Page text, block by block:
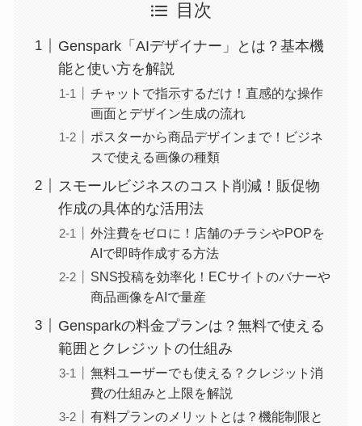
目次
Genspark「AIデザイナー」とは？基本機
能と使い方を解説
チャットで指示するだけ！直感的な操作
画面とデザイン生成の流れ
ポスターから商品デザインまで！ビジネ
スで使える画像の種類
スモールビジネスのコスト削減！販促物
作成の具体的な活用法
外注費をゼロに！店舗のチラシやPOPを
AIで即時作成する方法
SNS投稿を効率化！ECサイトのバナーや
商品画像をAIで量産
Gensparkの料金プランは？無料で使える
範囲とクレジットの仕組み
無料ユーザーでも使える？クレジット消
費の仕組みと上限を解説
有料プランのメリットとは？機能制限と